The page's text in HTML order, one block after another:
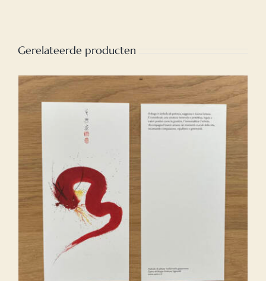
Gerelateerde producten